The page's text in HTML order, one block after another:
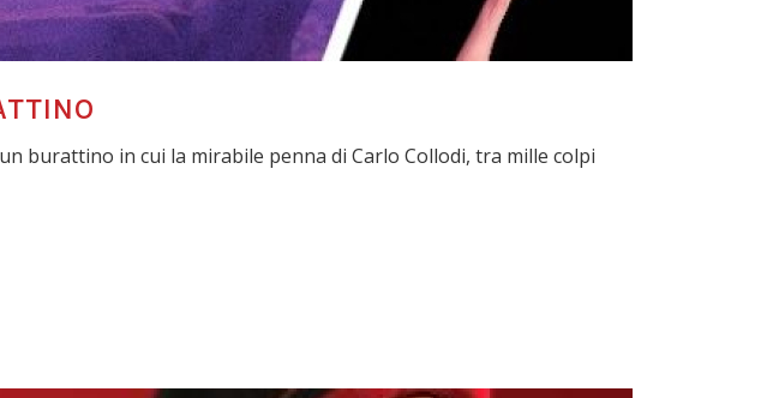
burattino in cui la mirabile penna di Carlo Collodi, tra mille colpi